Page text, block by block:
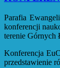
Parafia
konferencji
terenie Górnych
Konferencja
przedstawienie